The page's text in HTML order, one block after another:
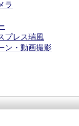
ラ
プレス瑞風
ン・動画撮影